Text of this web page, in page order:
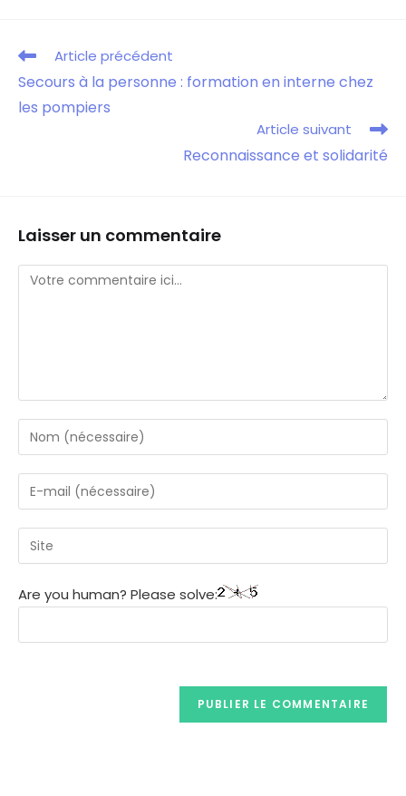
Article précédent
Secours à la personne : formation en interne chez
les pompiers
Article suivant
Reconnaissance et solidarité
Laisser un commentaire
Are you human? Please solve: